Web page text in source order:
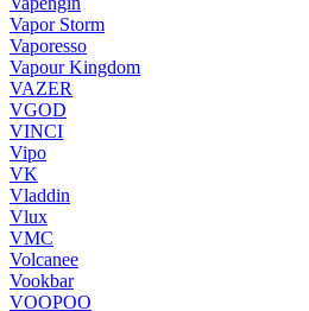
Vapor Storm
Vaporesso
Vapour Kingdom
VAZER
VGOD
VINCI
Vipo
VK
Vladdin
Vlux
VMC
Volcanee
Vookbar
VOOPOO